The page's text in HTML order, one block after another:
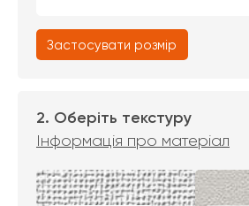
Застосувати розмір
2. Оберіть текстуру
Інформація про матеріал